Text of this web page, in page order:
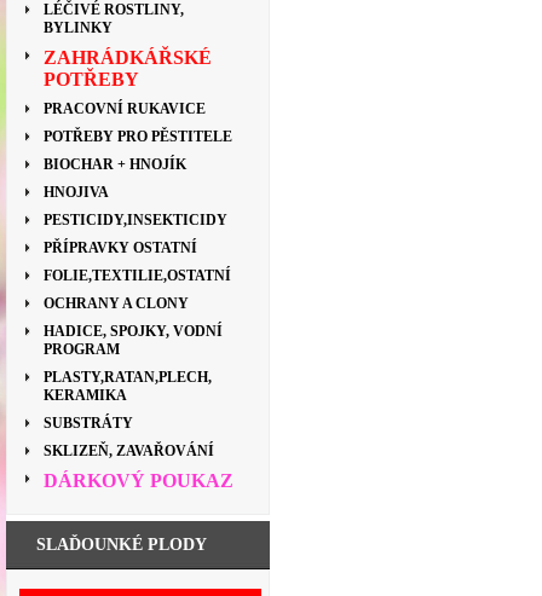
LÉČIVÉ ROSTLINY,
BYLINKY
ZAHRÁDKÁŘSKÉ
POTŘEBY
PRACOVNÍ RUKAVICE
POTŘEBY PRO PĚSTITELE
BIOCHAR + HNOJÍK
HNOJIVA
PESTICIDY,INSEKTICIDY
PŘÍPRAVKY OSTATNÍ
FOLIE,TEXTILIE,OSTATNÍ
OCHRANY A CLONY
HADICE, SPOJKY, VODNÍ
PROGRAM
PLASTY,RATAN,PLECH,
KERAMIKA
SUBSTRÁTY
SKLIZEŇ, ZAVAŘOVÁNÍ
DÁRKOVÝ POUKAZ
SLAĎOUNKÉ PLODY